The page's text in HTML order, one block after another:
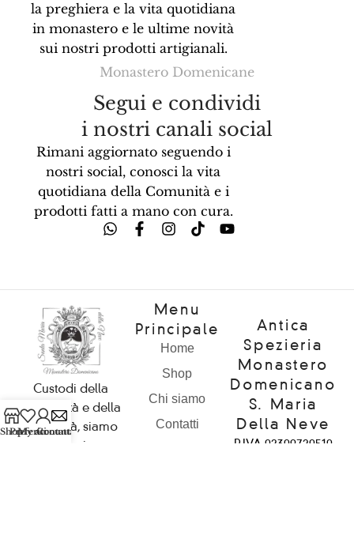
la preghiera e la vita quotidiana
in monastero e le ultime novità
sui nostri prodotti artigianali.
Monastero Domenicane
Segui e condividi
i nostri canali social
Rimani aggiornato seguendo i
nostri social, conosci la vita
quotidiana della Comunità e i
prodotti fatti a mano con cura.
Custodi della
spiritualità e della
comunità, siamo
qui per ispirare e
Menu
Principale
Home
Shop
Chi siamo
Contatti
Antica
Spezieria
Monastero
Domenicano
S. Maria
Della Neve
P.IVA 02309720510
Shop
Preferiti
My account
Contattaci